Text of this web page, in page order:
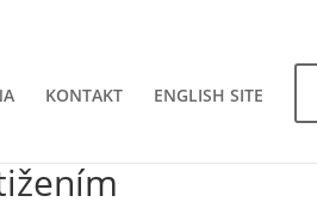
KONTAKT ENGLISH SITE